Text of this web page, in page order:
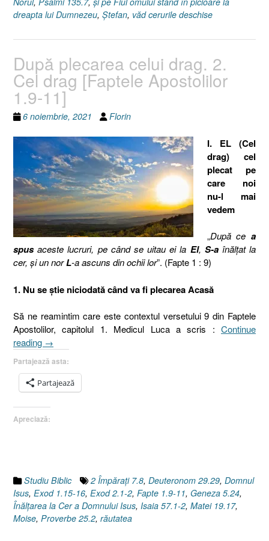
dreapta lui Dumnezeu, Ştefan, văd cerurile deschise
După plecarea celui drag. 2.
Cel drag [Faptele Apostolilor
1.9-11]
6 noiembrie, 2021 Florin
I. EL (Cel
drag) cel
plecat pe
care noi
nu-l mai
vedem
„După ce a
spusaceste lucruri, pe când se uitau ei la El, S-aînălţat la
cer, şi un norL-a ascuns din ochii lor”. (Fapte 1 : 9)
1. Nu se ştie niciodată când va fi plecarea Acasă
Să ne reamintim care este contextul versetului 9 din Faptele
Apostolilor, capitolul 1. Medicul Luca a scris : Continue
reading „După
plecarea
celui
drag.
2.
Cel
drag
11]”
→
Partajează asta:
Partajează
Apreciază:
Studiu Biblic 2 Împăraţi 7.8, Deuteronom 29.29, Domnul
Isus, Exod 1.15-16, Exod 2.1-2, Fapte 1.9-11, Geneza 5.24,
Înălţarea la Cer a Domnului Isus, Isaia 57.1-2, Matei 19.17,
Moise, Proverbe 25.2, răutatea